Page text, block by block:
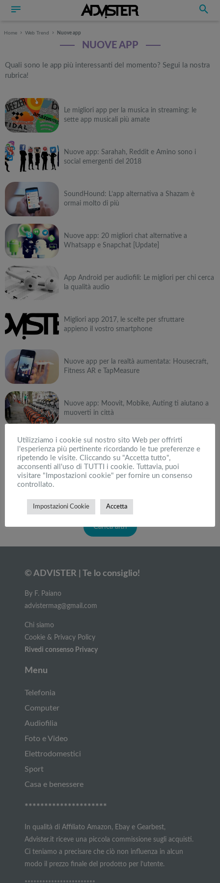
Home Web Trend Nuove app
NUOVE APP
Quali sono le app più interessanti del momento? Segui la nostra
rubrica!
Le migliori app per la musica in streaming: le
sette app musicali più amate
Nuove app: Sarahah, Reddit e Amino sono i
social emergenti del 2018
SoundHound: L’app alternativa a Shazam è
ormai molto di più
Nuove app: 20 migliori chat alternative a
Whatsapp e Snapchat [Update]
App Android per audiofili: Le migliori per chi cerca
la qualità audio
Migliori app 2017, le scelte per sfruttare
appieno il vostro smartphone
Nuove app per la realtà aumentata: Housecraft,
Fitness AR e TapMeasure
Nuove app: Moovit, Mobike, Auting ti aiutano a
muoverti in città
Kialo: Cos’è e come funziona la nuova
dimensione della discussione online
Carica altri
© ADVISTER | Te lo consiglio!
By F. Paiano
advistermag@gmail.com
Chi siamo
Cookie & Privacy Policy
Rivedi consenso Privacy
Menu
Telefonia
Computer
Audiofilia
Foto e Video
Elettrodomestici
Sport
Casa e benessere
*********************
In qualità di Affiliato Amazon, Ebay e Gearbest,
Advister.it riceve una piccola commissione sugli acquisti.
Ci teniamo a precisare che ciò non influenza in alcun
modo il prezzo finale del prodotto per l’utente.
Utilizziamo i cookie sul nostro sito Web per offrirti
l'esperienza più pertinente ricordando le tue preferenze e
ripetendo le visite. Cliccando su "Accetta tutto",
acconsenti all'uso di TUTTI i cookie. Tuttavia, puoi
visitare "Impostazioni cookie" per fornire un consenso
controllato.
Impostazioni Cookie Accetta